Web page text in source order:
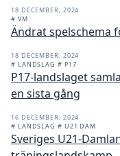
18 DECEMBER, 2024
# VM
Ändrat spelschema
18 DECEMBER, 2024
# LANDSLAG # P17
P17-landslaget
en sista gång
16 DECEMBER, 2024
# LANDSLAG # U21 DAM
Sveriges U21-